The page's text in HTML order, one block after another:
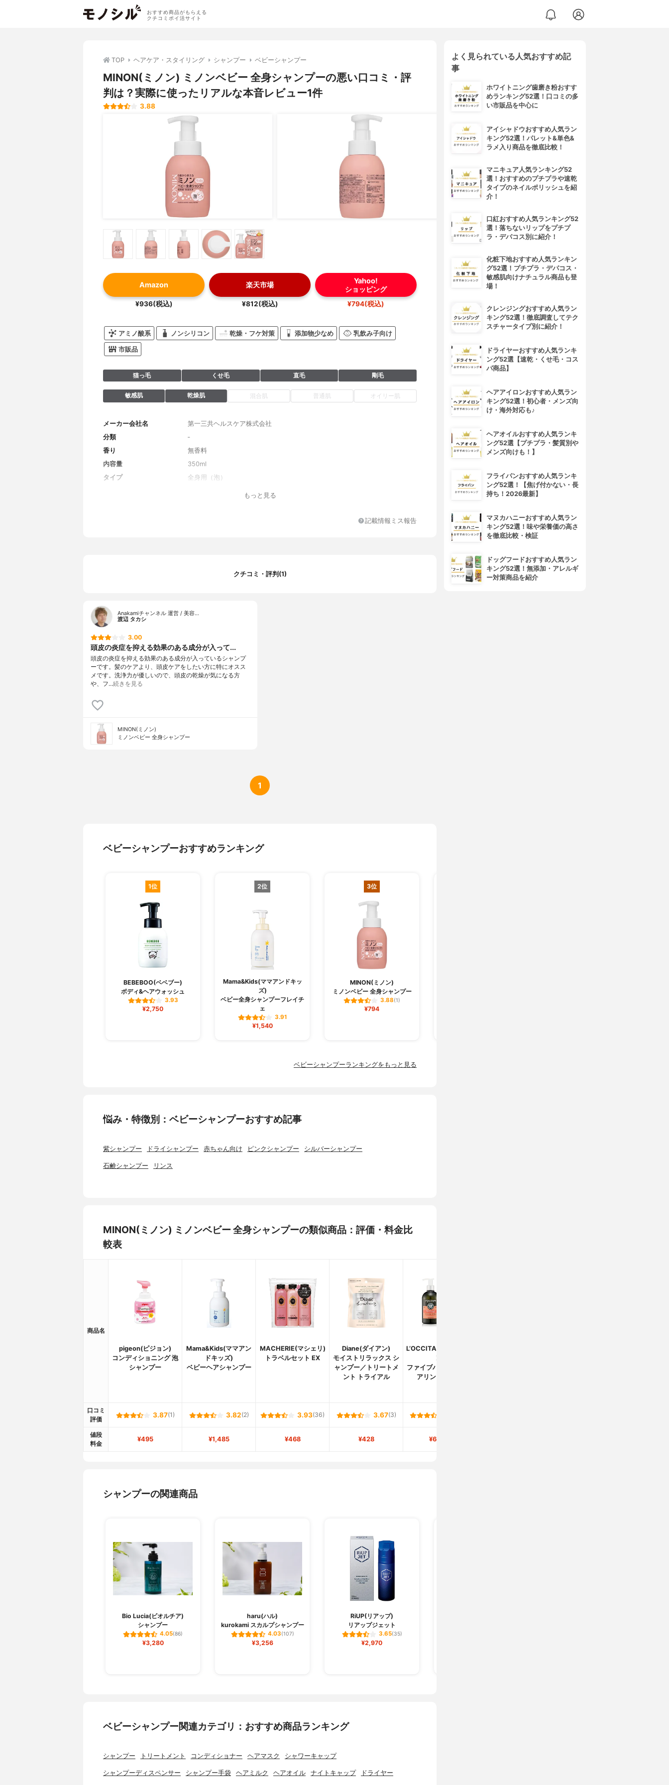
おすすめ商品がもらえる
クチコミポイ活サイト
TOP ヘアケア・スタイリング シャンプー ベビーシャンプー
MINON(ミノン) ミノンベビー 全身シャンプーの悪い口コミ・評
判は？実際に使ったリアルな本音レビュー1件
3.88
Amazon
¥936(税込)
楽天市場
¥812(税込)
Yahoo!
ショッピング
¥794(税込)
アミノ酸系 ノンシリコン 乾燥・フケ対策 添加物少なめ 乳飲み子向け
市販品
猫っ毛 くせ毛 直毛 剛毛
敏感肌 乾燥肌 混合肌 普通肌 オイリー肌
メーカー会社名
第一三共ヘルスケア株式会社
分類
‐
香り
無香料
内容量
350ml
タイプ
全身用（泡）
もっと見る
記載情報ミス報告
クチコミ・評判(1)
Anakamiチャンネル 運営 / 美容…
渡辺 タカシ
3.00
頭皮の炎症を抑える効果のある成分が入って...
頭皮の炎症を抑える効果のある成分が入っているシャンプ
ーです。髪のケアより、頭皮ケアをしたい方に特にオスス
メです。洗浄力が優しいので、頭皮の乾燥が気になる方
や、フ…続きを見る
MINON(ミノン)
ミノンベビー 全身シャンプー
1
ベビーシャンプーおすすめランキング
1位
BEBEBOO(ベベブー)
ボディ&ヘアウォッシュ
3.93
¥2,750
2位
Mama&Kids(ママアンドキッ
ズ)
ベビー全身シャンプーフレイチ
ェ
3.91
¥1,540
3位
MINON(ミノン)
ミノンベビー 全身シャンプー
3.88(1)
¥794
ベビーシャンプーランキングをもっと見る
悩み・特徴別：ベビーシャンプーおすすめ記事
紫シャンプー ドライシャンプー 赤ちゃん向け ピンクシャンプー シルバーシャンプー
石鹸シャンプー リンス
MINON(ミノン) ミノンベビー 全身シャンプーの類似商品：評価・料金比
較表
商品名
pigeon(ピジョン)
コンディショニング 泡
シャンプー
Mama&Kids(ママアン
ドキッズ)
ベビーヘアシャンプー
MACHERIE(マシェリ)
トラベルセット EX
Diane(ダイアン)
モイストリラックス シ
ャンプー／トリートメ
ント トライアル
L’OCCITANE(ロクシタ
ン)
ファイブハーブス リペ
アリング コンボ
口コミ
評価
3.87(1) 3.82(2) 3.93(36) 3.67(3)
値段
料金
¥495 ¥1,485 ¥468 ¥428 ¥6,780
シャンプーの関連商品
Bio Lucia(ビオルチア)
シャンプー
4.05(86)
¥3,280
haru(ハル)
kurokami スカルプシャンプー
4.03(107)
¥3,256
RiUP(リアップ)
リアップジェット
3.65(35)
¥2,970
ベビーシャンプー関連カテゴリ：おすすめ商品ランキング
シャンプー トリートメント コンディショナー ヘアマスク シャワーキャップ
シャンプーディスペンサー シャンプー手袋 ヘアミルク ヘアオイル ナイトキャップ ドライヤー
よく見られている人気おすすめ記
事
ホワイトニング歯磨き粉おすす
めランキング52選！口コミの多
い市販品を中心に
アイシャドウおすすめ人気ラン
キング52選！パレット&単色&
ラメ入り商品を徹底比較！
マニキュア人気ランキング52
選！おすすめのプチプラや速乾
タイプのネイルポリッシュを紹
介！
口紅おすすめ人気ランキング52
選！落ちないリップをプチプ
ラ・デパコス別に紹介！
化粧下地おすすめ人気ランキン
グ52選！プチプラ・デパコス・
敏感肌向けナチュラル商品も登
場！
クレンジングおすすめ人気ラン
キング52選！徹底調査してテク
スチャータイプ別に紹介！
ドライヤーおすすめ人気ランキ
ング52選【速乾・くせ毛・コス
パ商品】
ヘアアイロンおすすめ人気ラン
キング52選！初心者・メンズ向
け・海外対応も♪
ヘアオイルおすすめ人気ランキ
ング52選【プチプラ・髪質別や
メンズ向けも！】
フライパンおすすめ人気ランキ
ング52選！【焦げ付かない・長
持ち！2026最新】
マヌカハニーおすすめ人気ラン
キング52選！味や栄養価の高さ
を徹底比較・検証
ドッグフードおすすめ人気ラン
キング52選！無添加・アレルギ
ー対策商品を紹介